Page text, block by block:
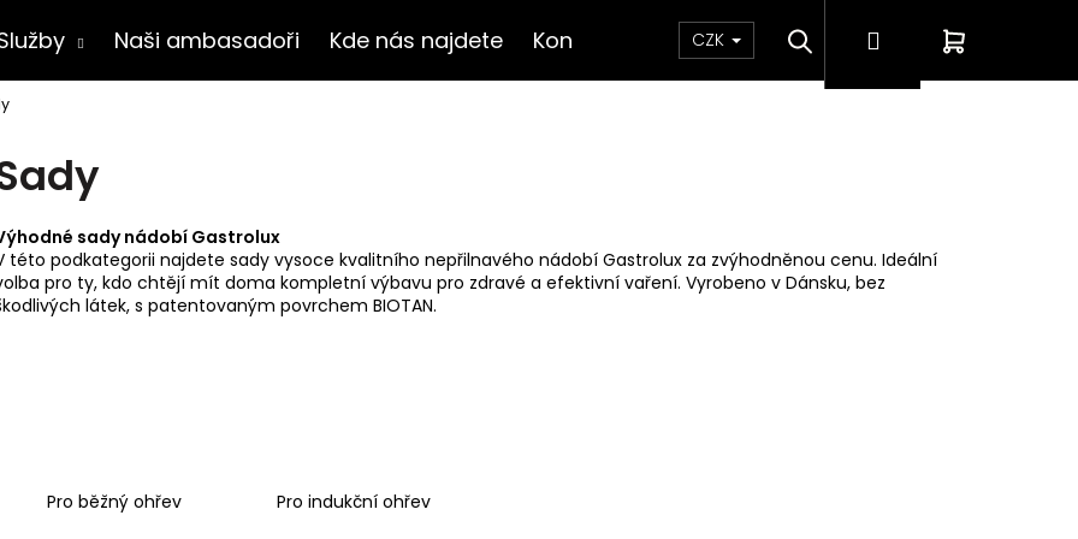
Naši ambasadoři Kde nás najdete Kontakt CZK HledatPřihlášeníNákupní
košík
sady nádobí Gastrolux
této podkategorii najdete sady vysoce kvalitního nepřilnavého nádobí Gastrolux za zvýhodněnou cenu. Ideální
pro ty, kdo chtějí mít doma kompletní výbavu pro zdravé a efektivní vaření. Vyrobeno v Dánsku, bez
látek, s patentovaným povrchem BIOTAN.
Pro běžný ohřev Pro indukční ohřev